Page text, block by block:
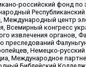
российский фонд по
центр
конгресс
извлечения органов,
Немецко-
Международное